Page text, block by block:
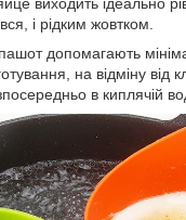
виходить ідеально
і рідким жовтком.
допомагають
на відміну від
в киплячій